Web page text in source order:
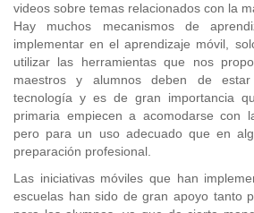
videos sobre temas relacionados con la
Hay muchos mecanismos de
implementar en el aprendizaje móvil,
utilizar las herramientas que nos
maestros y alumnos deben de
tecnología y es de gran importancia
primaria empiecen a acomodarse con
pero para un uso adecuado que en
preparación profesional.
Las iniciativas móviles que han
escuelas han sido de gran apoyo tanto